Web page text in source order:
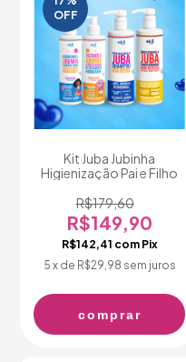
OFF
Kit Juba Jubinha
Higienização Pai e Filho
R$179,60
R$149,90
R$142,41 com Pix
5 x de R$29,98 sem juros
comprar